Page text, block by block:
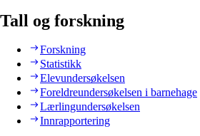
Tall og forskning
Forskning
Statistikk
Elevundersøkelsen
Foreldreundersøkelsen i barnehage
Lærlingundersøkelsen
Innrapportering